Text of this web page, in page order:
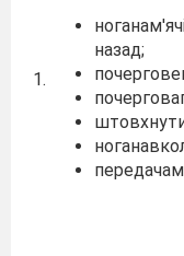
1.
назад;